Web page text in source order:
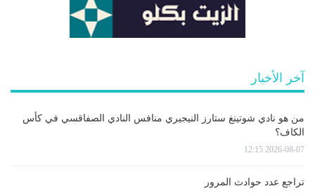
آخر الأخبار
من هو نادي شوتينغ ستارز النيجيري منافس النادي الصفاقسي في كأس
الكاف؟
2026-08-07 12:15
تراجع عدد حوادث المرور